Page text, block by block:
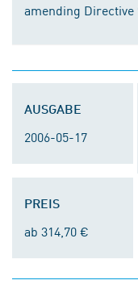
amending Directive
AUSGABE
2006-05-17
PREIS
ab 314,70 €